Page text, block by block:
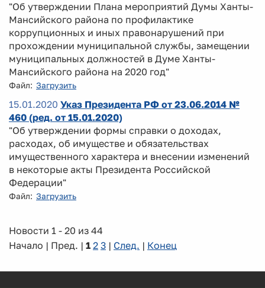
"Об утверждении Плана мероприятий Думы Ханты-
Мансийского района по профилактике
коррупционных и иных правонарушений при
прохождении муниципальной службы, замещении
муниципальных должностей в Думе Ханты-
Мансийского района на 2020 год"
Файл: Загрузить
15.01.2020 Указ Президента РФ от 23.06.2014 №
460 (ред. от 15.01.2020)
"Об утверждении формы справки о доходах,
расходах, об имуществе и обязательствах
имущественного характера и внесении изменений
в некоторые акты Президента Российской
Федерации"
Файл: Загрузить
Новости 1 - 20 из 44
Начало | Пред. | 1 2 3 | След. | Конец